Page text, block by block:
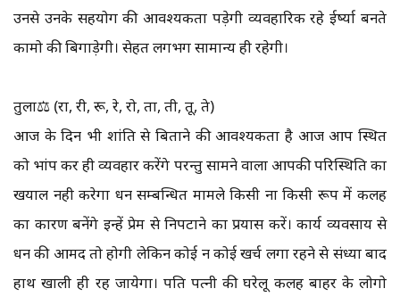
उनसे उनके सहयोग की आवश्यकता पड़ेगी व्यवहारिक रहे ईर्ष्या बनते
कामो की बिगाड़ेगी। सेहत लगभग सामान्य ही रहेगी।
तुला⚖️ (रा, री, रू, रे, रो, ता, ती, तू, ते)
आज के दिन भी शांति से बिताने की आवश्यकता है आज आप स्थित
को भांप कर ही व्यवहार करेंगे परन्तु सामने वाला आपकी परिस्थिति का
खयाल नही करेगा धन सम्बन्धित मामले किसी ना किसी रूप में कलह
का कारण बनेंगे इन्हें प्रेम से निपटाने का प्रयास करें। कार्य व्यवसाय से
धन की आमद तो होगी लेकिन कोई न कोई खर्च लगा रहने से संध्या बाद
हाथ खाली ही रह जायेगा। पति पत्नी की घरेलू कलह बाहर के लोगो